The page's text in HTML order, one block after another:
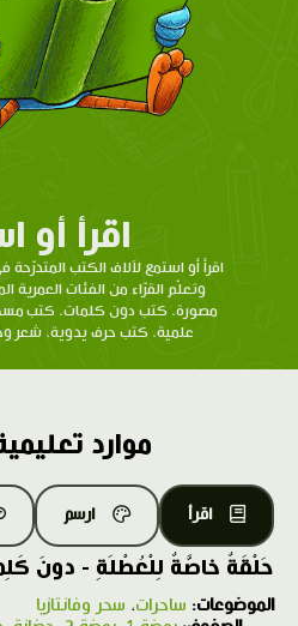
اقرأ أو
اقرأ أو استمع لآلاف الكتب
وتعلّم القرّاء من الفئات
مصورة، كتب دون كلمات، كتب
علمية، كتب حرف يدوية، شعر
موارد
اقرأ ارسم
حَلْقَةٌ خاصَّةٌ لِلْعُطْلَةِ - دونَ
الموضوعات: ساحرات، سحر وفانتازيا